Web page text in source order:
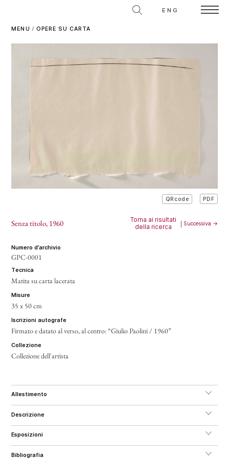
ENG
MENU / OPERE SU CARTA
QRcode PDF
Senza titolo, 1960
Torna ai risultati
della ricerca
Successiva →
numero d’archivio
GPC-0001
tecnica
Matita su carta lacerata
misure
35 x 50 cm
iscrizioni autografe
Firmato e datato al verso, al centro: “Giulio Paolini / 1960”
collezione
Collezione dell'artista
allestimento
descrizione
esposizioni
bibliografia